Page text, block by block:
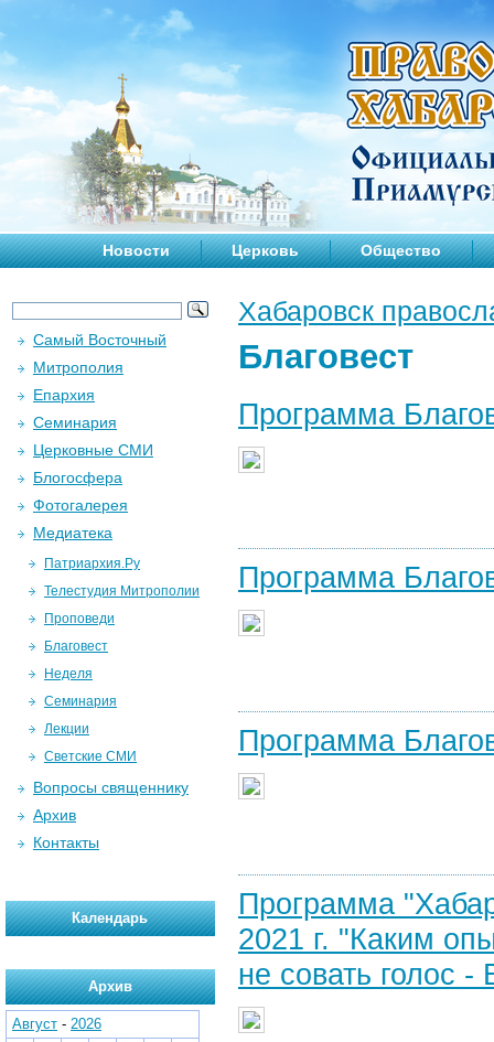
Новости Церковь Общество
Хабаровск
Благовест
Программа
Программа
Программа
Программа
2021 г. "Каким
не совать голос -
Самый Восточный
Митрополия
Епархия
Семинария
Церковные СМИ
Блогосфера
Фотогалерея
Медиатека
Патриархия.Ру
Телестудия Митрополии
Проповеди
Благовест
Неделя
Семинария
Лекции
Светские СМИ
Вопросы священнику
Архив
Контакты
Календарь
Архив
Август - 2026